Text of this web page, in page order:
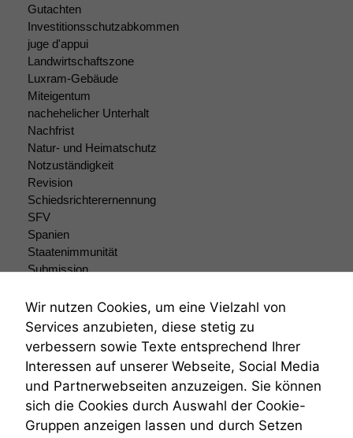
Gutachten
Investitionsschutzabkommen
juge d'appui
Landwirtschaftszone
Luxram-Gebäude
Miteigentum
nachehelicher Unterhalt
Nachfrist
Natur- und Heimatschutz
Notzuständigkeit
Revision
Schiedsrichterernennung
SFV
Spanien
Staatenimmunität
Submission
Teilungsklage
Venezuela
VRK
Wiederherstellungsanordnung
Zivilprozessordnung
ZPO
Zustellfiktion
Zuständigkeit
Wir nutzen Cookies, um eine Vielzahl von
Services anzubieten, diese stetig zu
verbessern sowie Texte entsprechend Ihrer
Interessen auf unserer Webseite, Social Media
und Partnerwebseiten anzuzeigen. Sie können
sich die Cookies durch Auswahl der Cookie-
Gruppen anzeigen lassen und durch Setzen